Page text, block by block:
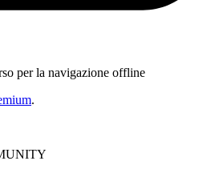
per la navigazione offline
.